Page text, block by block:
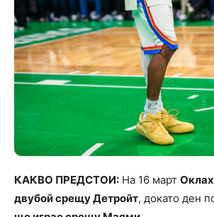
КАКВО ПРЕДСТОИ: На 16 март
двубой срещу Детройт, докато ден